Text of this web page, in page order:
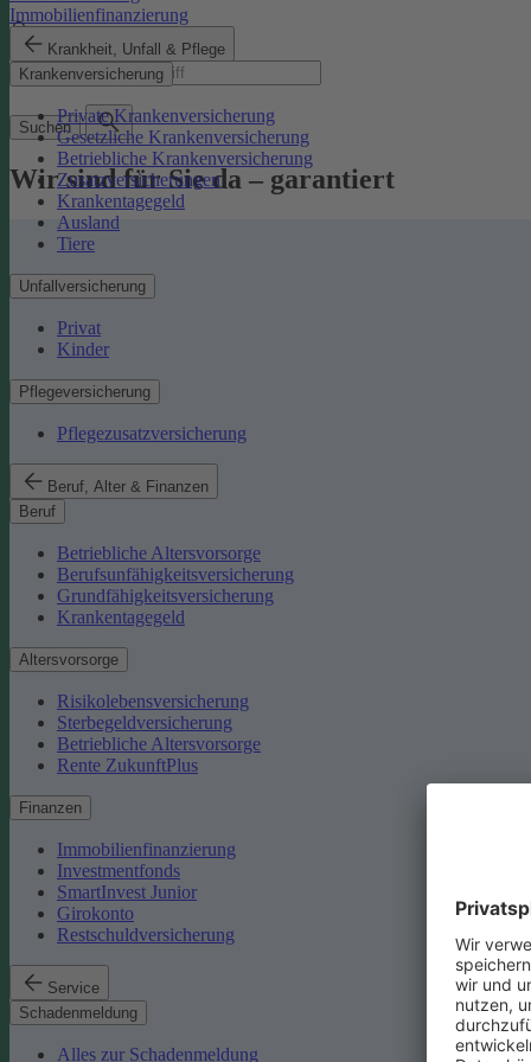
Immobilienfinanzierung
Krankheit, Unfall & Pflege
Krankenversicherung
Private Krankenversicherung
Gesetzliche Krankenversicherung
Betriebliche Krankenversicherung
Zusatzversicherungen
Krankentagegeld
Ausland
Tiere
Unfallversicherung
Privat
Kinder
Pflegeversicherung
Pflegezusatzversicherung
Beruf, Alter & Finanzen
Beruf
Betriebliche Altersvorsorge
Berufsunfähigkeitsversicherung
Grundfähigkeitsversicherung
Krankentagegeld
Altersvorsorge
Risikolebensversicherung
Sterbegeldversicherung
Betriebliche Altersvorsorge
Rente ZukunftPlus
Finanzen
Immobilienfinanzierung
Investmentfonds
SmartInvest Junior
Girokonto
Restschuldversicherung
Service
Schadenmeldung
Alles zur Schadenmeldung
Suchbegriff
Suchen
Wir sind für Sie da – garantiert